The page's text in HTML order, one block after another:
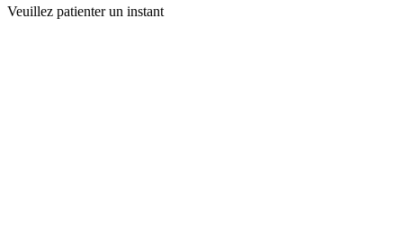
Veuillez patienter un instant